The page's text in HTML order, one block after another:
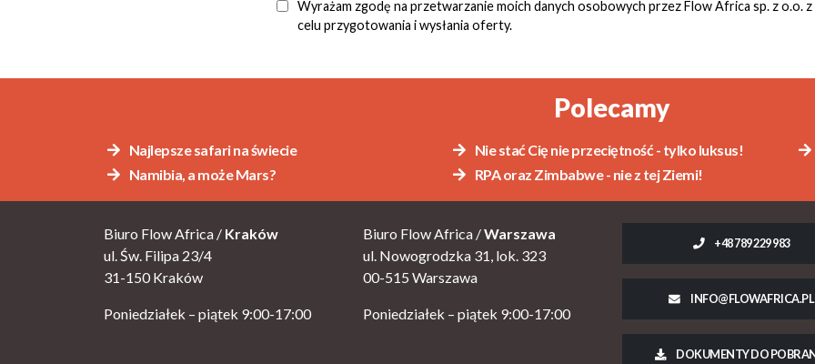
Wyrażam zgodę na przetwarzanie moich danych osobowych przez Flow Africa sp. z o.o.
celu przygotowania i wysłania oferty.
Polecamy
Najlepsze safari na świecie Nie stać Cię nie przeciętność - tylko luksus!
Namibia, a może Mars?
RPA oraz Zimbabwe - nie z tej Ziemi!
Biuro Flow Africa / Kraków
ul. Św. Filipa 23/4
31-150 Kraków
Poniedziałek – piątek 9:00-17:00
Biuro Flow Africa /Warszawa
ul. Nowogrodzka 31, lok. 323
00-515 Warszawa
Poniedziałek – piątek 9:00-17:00
+48 789 229 983
INFO@FLOWAFRICA.PL
DOKUMENTY DO